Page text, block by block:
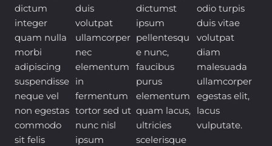
dictum
integer
quam nulla
morbi
adipiscing
suspendisse
neque vel
non egestas
commodo
sit felis
duis
volutpat
ullamcorper
nec
elementum
in
fermentum
tortor sed ut
nunc nisl
ipsum
dictumst
ipsum
pellentesqu
e nunc,
faucibus
purus
elementum
quam lacus,
ultricies
scelerisque
odio turpis
duis vitae
volutpat
diam
malesuada
ullamcorper
egestas elit,
lacus
vulputate.